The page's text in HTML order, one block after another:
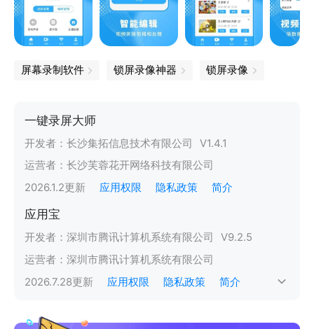
屏幕录制软件 锁屏录像神器 锁屏录像
一键录屏大师
开发者： 长沙集拓信息技术有限公司 V1.4.1
运营者： 长沙芙蓉花开网络科技有限公司
2026.1.2更新 应用权限 隐私政策 简介
应用宝
开发者： 深圳市腾讯计算机系统有限公司 V9.2.5
运营者： 深圳市腾讯计算机系统有限公司
2026.7.28更新 应用权限 隐私政策 简介